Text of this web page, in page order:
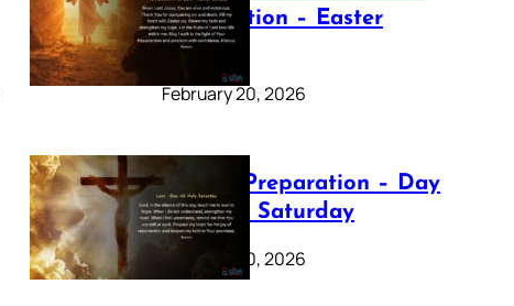
Preparation – Easter
Sunday
February 20, 2026
Lenten Preparation – Day
40: Holy Saturday
February 20, 2026